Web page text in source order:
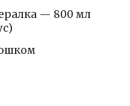
— 800 мл